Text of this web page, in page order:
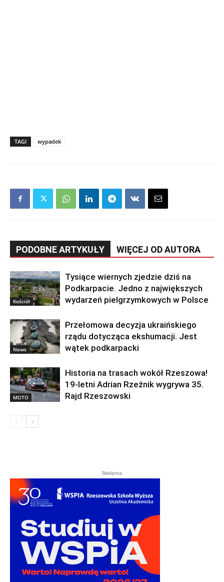
TAGI wypadek
PODOBNE ARTYKUŁY WIĘCEJ OD AUTORA
Kościół
Tysiące wiernych zjedzie dziś na
Podkarpacie. Jedno z największych
wydarzeń pielgrzymkowych w Polsce
News
Przełomowa decyzja ukraińskiego
rządu dotycząca ekshumacji. Jest
wątek podkarpacki
MOTO
Historia na trasach wokół Rzeszowa!
19-letni Adrian Rzeźnik wygrywa 35.
Rajd Rzeszowski
Reklama